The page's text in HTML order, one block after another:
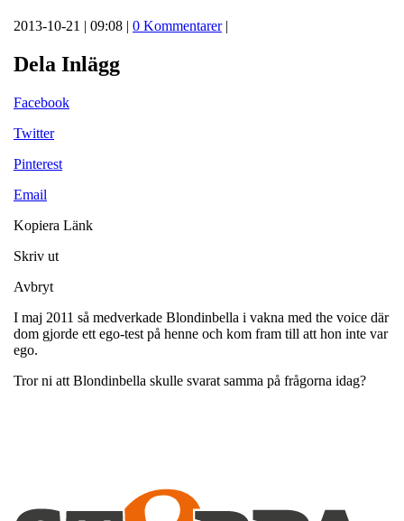
2013-10-21 | 09:08 | 0 Kommentarer|
Dela Inlägg
Facebook
Twitter
Pinterest
Email
Kopiera Länk
Skriv ut
Avbryt
I maj 2011 så medverkade Blondinbella i vakna med the voice där
dom gjorde ett ego-test på henne och kom fram till att hon inte var
ego.
Tror ni att Blondinbella skulle svarat samma på frågorna idag?